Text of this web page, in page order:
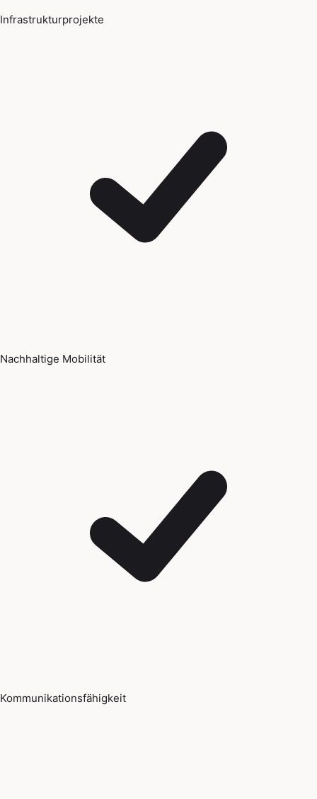
Infrastrukturprojekte
Nachhaltige Mobilität
Kommunikationsfähigkeit